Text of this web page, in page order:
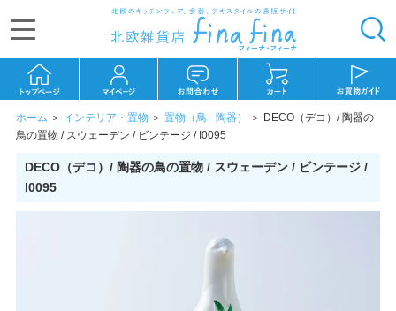
ホーム ＞ インテリア・置物 ＞ 置物（鳥 - 陶器） ＞ DECO（デコ）/ 陶器の
鳥の置物 / スウェーデン / ビンテージ / I0095
DECO（デコ）/ 陶器の鳥の置物 / スウェーデン / ビンテージ /
I0095